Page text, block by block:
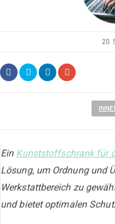
20.
Ein Kunststoffschrank für
Lösung, um Ordnung und
Werkstattbereich zu
und bietet optimalen